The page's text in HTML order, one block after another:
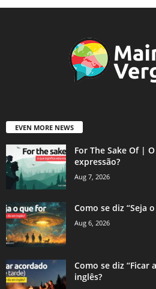
EVEN MORE NEWS
For The Sake Of |
expressão?
Aug 7, 2026
Como se diz “Seja
Aug 6, 2026
Como se diz “Ficar
inglês?